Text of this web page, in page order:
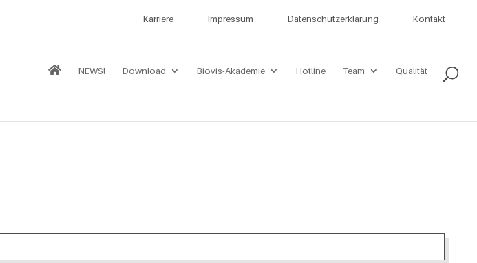
Karriere Impressum Datenschutzerklärung Kontakt
NEWS! Download Biovis-Akademie Hotline Team Qualität